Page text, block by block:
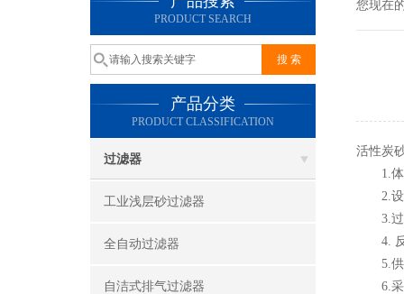
PRODUCT SEARCH
产品分类
PRODUCT CLASSIFICATION
过滤器
工业浅层砂过滤器
全自动过滤器
自洁式排气过滤器
您现在
活性炭
1.体
2.设
3.过
4. 反
5.供水
6.采